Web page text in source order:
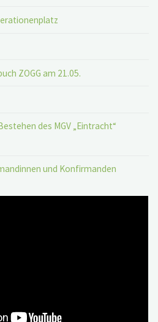
ZOGG am 21.05.
des MGV „Eintracht“
und Konfirmanden